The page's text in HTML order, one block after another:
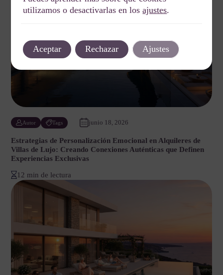
Autor Tags junio 18, 2026
Estrategias de Personalización Emocional en Alquileres de
Villas de Lujo: Creando Conexiones Auténticas que Definen
Experiencias Exclusivas
12 min de lectura
utilizamos o desactivarlas en losajustes.
Aceptar Rechazar Ajustes